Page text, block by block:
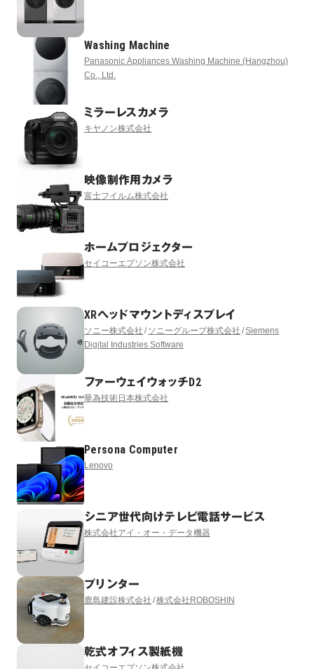
Washing Machine
Panasonic Appliances Washing Machine (Hangzhou)
Co., Ltd.
ミラーレスカメラ
キヤノン株式会社
映像制作用カメラ
富士フイルム株式会社
ホームプロジェクター
セイコーエプソン株式会社
XRヘッドマウントディスプレイ
ソニー株式会社 ソニーグループ株式会社 Siemens
Digital Industries Software
ファーウェイウォッチD2
華為技術日本株式会社
Persona Computer
Lenovo
シニア世代向けテレビ電話サービス
株式会社アイ・オー・データ機器
プリンター
鹿島建設株式会社 株式会社ROBOSHIN
乾式オフィス製紙機